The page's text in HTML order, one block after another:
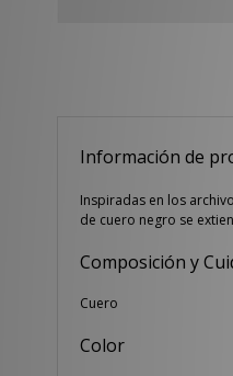
Información de
Inspiradas en los
de cuero negro se
Composición y
Cuero
Color